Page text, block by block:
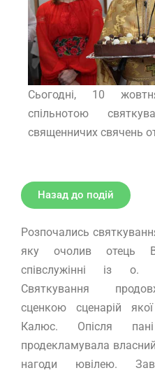
Сьогодні, 10
спільнотою
священничих свячень
Назад до подій
Розпочались
яку очолив отець
співслужінні із о.
Святкування
сценкою сценарій
Калюс. Опісля
продекламувала
нагоди ювілею.